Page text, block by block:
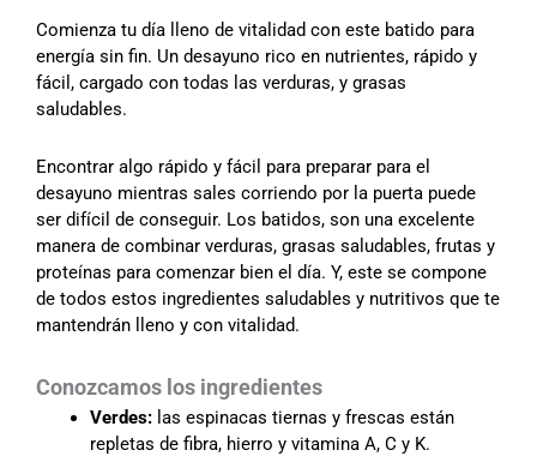
Comienza tu día lleno de vitalidad con este batido para
energía sin fin. Un desayuno rico en nutrientes, rápido y
fácil, cargado con todas las verduras, y grasas
saludables.
Encontrar algo rápido y fácil para preparar para el
desayuno mientras sales corriendo por la puerta puede
ser difícil de conseguir. Los batidos, son una excelente
manera de combinar verduras, grasas saludables, frutas y
proteínas para comenzar bien el día. Y, este se compone
de todos estos ingredientes saludables y nutritivos que te
mantendrán lleno y con vitalidad.
Conozcamos los ingredientes
Verdes: las espinacas tiernas y frescas están
repletas de fibra, hierro y vitamina A, C y K.